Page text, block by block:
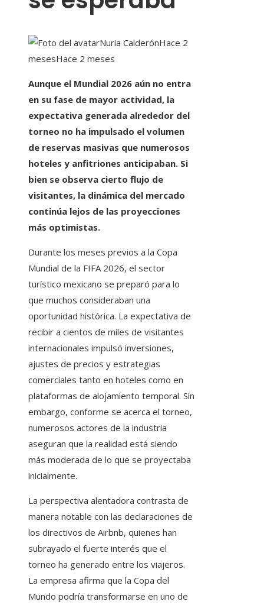
Nuria CalderónHace 2
mesesHace 2 meses
Aunque el Mundial 2026 aún no entra
en su fase de mayor actividad, la
expectativa generada alrededor del
torneo no ha impulsado el volumen
de reservas masivas que numerosos
hoteles y anfitriones anticipaban. Si
bien se observa cierto flujo de
visitantes, la dinámica del mercado
continúa lejos de las proyecciones
más optimistas.
Durante los meses previos a la Copa
Mundial de la FIFA 2026, el sector
turístico mexicano se preparó para lo
que muchos consideraban una
oportunidad histórica. La expectativa de
recibir a cientos de miles de visitantes
internacionales impulsó inversiones,
ajustes de precios y estrategias
comerciales tanto en hoteles como en
plataformas de alojamiento temporal. Sin
embargo, conforme se acerca el torneo,
numerosos actores de la industria
aseguran que la realidad está siendo
más moderada de lo que se proyectaba
inicialmente.
La perspectiva alentadora contrasta de
manera notable con las declaraciones de
los directivos de Airbnb, quienes han
subrayado el fuerte interés que el
torneo ha generado entre los viajeros.
La empresa afirma que la Copa del
Mundo podría transformarse en uno de